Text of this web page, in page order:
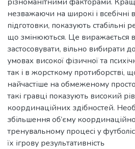
незважаючи на широкі і всебічні
підготовки, показують стабільні
що змінюються. Це виражається в
застосовувати, вільно вибирати
умовах високої фізичної та
так і в жорсткому протиборстві,
найчастіше на обмеженому
такі гравці показують високий
координаційних здібностей.
збільшення об’єму
тренувальному процесі у
їх ігрову результативність